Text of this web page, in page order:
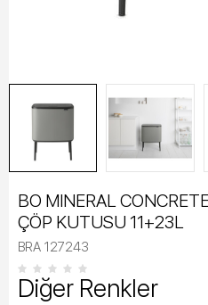
BO MINERAL
ÇÖP KUTUSU 11+23L
BRA 127243
Diğer Renkler